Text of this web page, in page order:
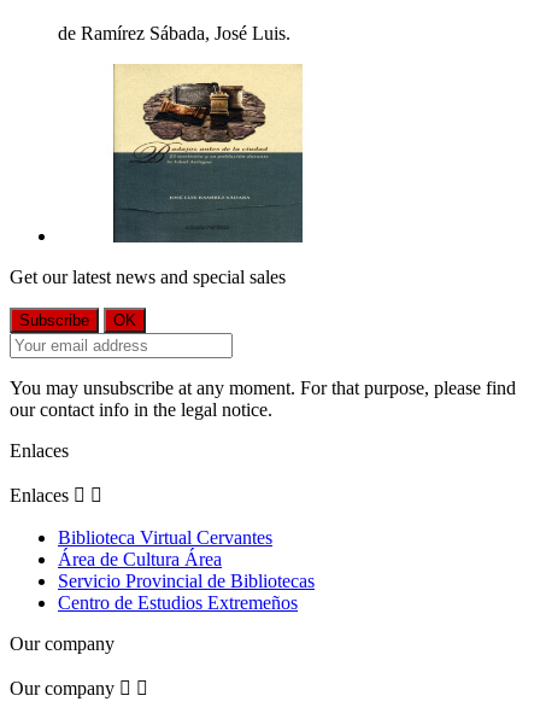
de Ramírez Sábada, José Luis.
Get our latest news and special sales
You may unsubscribe at any moment. For that purpose, please find
our contact info in the legal notice.
Enlaces
Enlaces  
Biblioteca Virtual Cervantes
Área de Cultura Área
Servicio Provincial de Bibliotecas
Centro de Estudios Extremeños
Our company
Our company  